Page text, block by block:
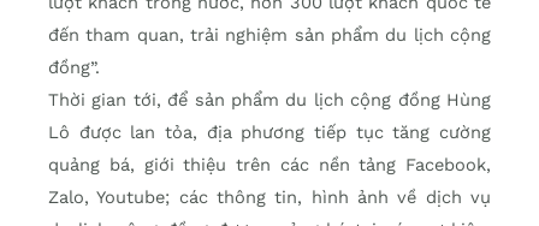
đến tham quan, trải nghiệm sản phẩm du lịch cộng
đồng”.
Thời gian tới, để sản phẩm du lịch cộng đồng Hùng
Lô được lan tỏa, địa phương tiếp tục tăng cường
quảng bá, giới thiệu trên các nền tảng Facebook,
Zalo, Youtube; các thông tin, hình ảnh về dịch vụ